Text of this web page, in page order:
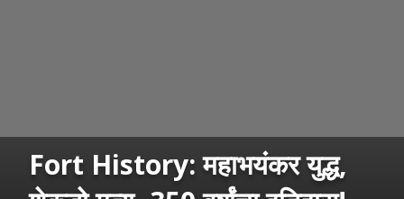
Fort History: महाभयंकर युद्ध,